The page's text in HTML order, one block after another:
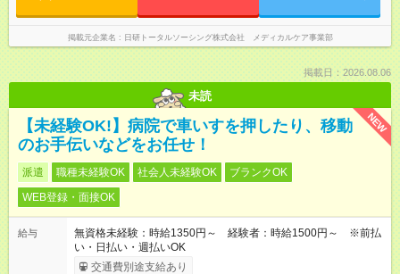
掲載元企業名 日研トータルソーシング株式会社 メディカルケア事業部
掲載日：2026.08.06
未読
NEW
【未経験OK!】病院で車いすを押したり、移動
のお手伝いなどをお任せ！
派遣 職種未経験OK 社会人未経験OK
ブランクOK
WEB登録・面接OK
給与
無資格未経験：時給1350円～ 経験者：時給1500円～ ※前払
い・日払い・週払いOK
交通費別途支給あり